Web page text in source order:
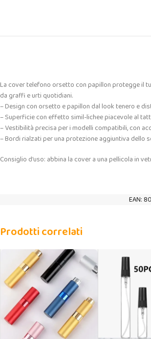
La cover telefono orsetto con papillon protegge il
da graffi e urti quotidiani.
– Design con orsetto e papillon dal look tenero e
– Superficie con effetto simil-lichee piacevole al
– Vestibilità precisa per i modelli compatibili, con
– Bordi rialzati per una protezione aggiuntiva dello
Consiglio d’uso: abbina la cover a una pellicola in
EAN:
Prodotti correlati